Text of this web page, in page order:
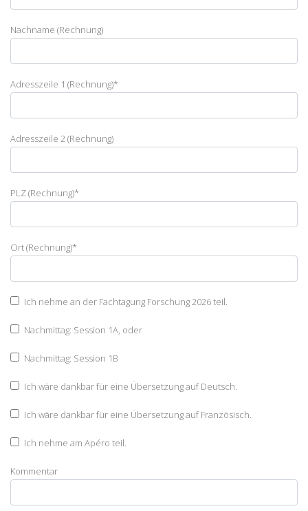
Nachname (Rechnung)
Adresszeile 1 (Rechnung)*
Adresszeile 2 (Rechnung)
PLZ (Rechnung)*
Ort (Rechnung)*
Ich nehme an der Fachtagung Forschung 2026 teil.
Nachmittag: Session 1A, oder
Nachmittag: Session 1B
Ich wäre dankbar für eine Übersetzung auf Deutsch.
Ich wäre dankbar für eine Übersetzung auf Französisch.
Ich nehme am Apéro teil.
Kommentar